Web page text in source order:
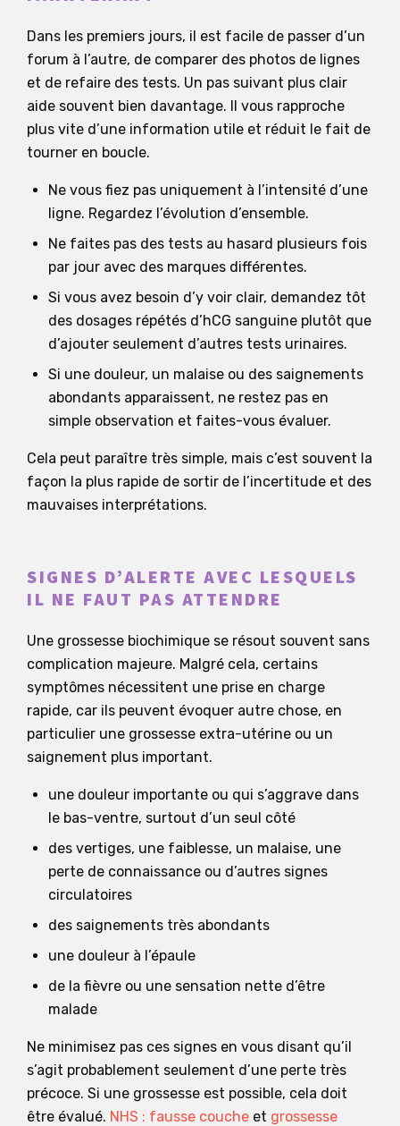
Dans les premiers jours, il est facile de passer d’un
forum à l’autre, de comparer des photos de lignes
et de refaire des tests. Un pas suivant plus clair
aide souvent bien davantage. Il vous rapproche
plus vite d’une information utile et réduit le fait de
tourner en boucle.
Ne vous fiez pas uniquement à l’intensité d’une
ligne. Regardez l’évolution d’ensemble.
Ne faites pas des tests au hasard plusieurs fois
par jour avec des marques différentes.
Si vous avez besoin d’y voir clair, demandez tôt
des dosages répétés d’hCG sanguine plutôt que
d’ajouter seulement d’autres tests urinaires.
Si une douleur, un malaise ou des saignements
abondants apparaissent, ne restez pas en
simple observation et faites-vous évaluer.
Cela peut paraître très simple, mais c’est souvent la
façon la plus rapide de sortir de l’incertitude et des
mauvaises interprétations.
SIGNES D’ALERTE AVEC LESQUELS
IL NE FAUT PAS ATTENDRE
Une grossesse biochimique se résout souvent sans
complication majeure. Malgré cela, certains
symptômes nécessitent une prise en charge
rapide, car ils peuvent évoquer autre chose, en
particulier une grossesse extra-utérine ou un
saignement plus important.
une douleur importante ou qui s’aggrave dans
le bas-ventre, surtout d’un seul côté
des vertiges, une faiblesse, un malaise, une
perte de connaissance ou d’autres signes
circulatoires
des saignements très abondants
une douleur à l’épaule
de la fièvre ou une sensation nette d’être
malade
Ne minimisez pas ces signes en vous disant qu’il
s’agit probablement seulement d’une perte très
précoce. Si une grossesse est possible, cela doit
être évalué. NHS : fausse couche et grossesse